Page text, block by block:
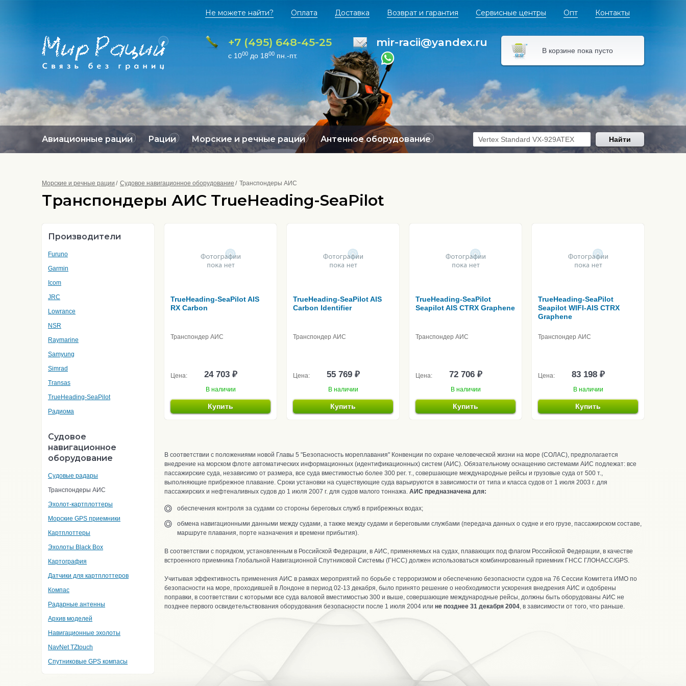
Не можете найти? Оплата Доставка Возврат и гарантия Сервисные центры Опт Контакты
+7 (495) 648-45-25
с 1000 до 1800 пн.-пт.
mir-racii@yandex.ru
В корзине пока пусто
Авиационные рации Рации Морские и речные рации Антенное оборудование Найти
Морские и речные рации Судовое навигационное оборудование Транспондеры АИС
Транспондеры АИС TrueHeading-SeaPilot
Производители
Furuno
Garmin
Icom
JRC
Lowrance
NSR
Raymarine
Samyung
Simrad
Transas
TrueHeading-SeaPilot
Радиома
Судовое
навигационное
оборудование
Судовые радары
Транспондеры АИС
Эхолот-картплоттеры
Морские GPS приемники
Картплоттеры
Эхолоты Black Box
Картография
Датчики для картплоттеров
Компас
Радарные антенны
Архив моделей
Навигационные эхолоты
NavNet TZtouch
Спутниковые GPS компасы
TrueHeading-SeaPilot AIS
RX Carbon
Транспондер АИС
Цена: 24 703 ₽
В наличии
Купить
TrueHeading-SeaPilot AIS
Carbon Identifier
Транспондер АИС
Цена: 55 769 ₽
В наличии
Купить
TrueHeading-SeaPilot
Seapilot AIS CTRX Graphene
Транспондер АИС
Цена: 72 706 ₽
В наличии
Купить
TrueHeading-SeaPilot
Seapilot WIFI-AIS CTRX
Graphene
Транспондер АИС
Цена: 83 198 ₽
В наличии
Купить
В соответствии с положениями новой Главы 5 "Безопасность мореплавания" Конвенции по охране человеческой жизни на море (СОЛАС), предполагается
внедрение на морском флоте автоматических информационных (идентификационных) систем (АИС). Обязательному оснащению системами АИС подлежат: все
пассажирские суда, независимо от размера, все суда вместимостью более 300 рег. т., совершающие международные рейсы и грузовые суда от 500 т.,
выполняющие прибрежное плавание. Сроки установки на существующие суда варьируются в зависимости от типа и класса судов от 1 июля 2003 г. для
пассажирских и нефтеналивных судов до 1 июля 2007 г. для судов малого тоннажа. АИС предназначена для:
обеспечения контроля за судами со стороны береговых служб в прибрежных водах;
обмена навигационными данными между судами, а также между судами и береговыми службами (передача данных о судне и его грузе, пассажирском составе,
маршруте плавания, порте назначения и времени прибытия).
В соответствии с порядком, установленным в Российской Федерации, в АИС, применяемых на судах, плавающих под флагом Российской Федерации, в качестве
встроенного приемника Глобальной Навигационной Спутниковой Системы (ГНСС) должен использоваться комбинированный приемник ГНСС ГЛОНАСС/GPS.
Учитывая эффективность применения АИС в рамках мероприятий по борьбе с терроризмом и обеспечению безопасности судов на 76 Сессии Комитета ИМО по
безопасности на море, проходившей в Лондоне в период 02-13 декабря, было принято решение о необходимости ускорения внедрения АИС и одобрены
поправки, в соответствии с которыми все суда валовой вместимостью 300 и выше, совершающие международные рейсы, должны быть оборудованы АИС не
позднее первого освидетельствования оборудования безопасности после 1 июля 2004 или не позднее 31 декабря 2004, в зависимости от того, что раньше.